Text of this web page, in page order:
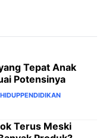
Tepat Anak
Potensinya
PENDIDIKAN
Terus Meski